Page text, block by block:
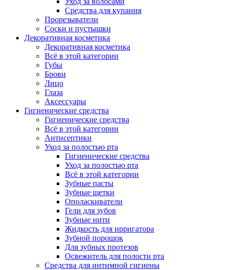
Средства для купания
Прорезыватели
Соски и пустышки
Декоративная косметика
Декоративная косметика
Всё в этой категории
Губы
Брови
Лицо
Глаза
Аксессуары
Гигиенические средства
Гигиенические средства
Всё в этой категории
Антисептики
Уход за полостью рта
Гигиенические средства
Уход за полостью рта
Всё в этой категории
Зубные пасты
Зубные щетки
Ополаскиватели
Гели для зубов
Зубные нити
Жидкость для ирригатора
Зубной порошок
Для зубных протезов
Освежитель для полости рта
Средства для интимной гигиены